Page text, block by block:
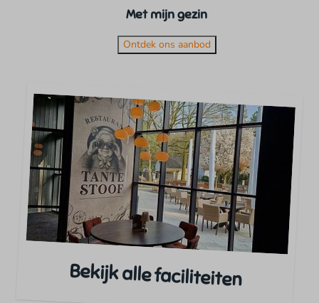
Met mijn gezin
Ontdek ons aanbod
Bekijk alle faciliteiten